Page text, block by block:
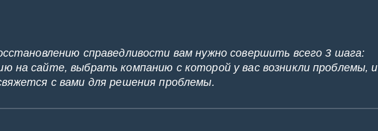
справедливости вам нужно совершить всего 3 шага:
на сайте, выбрать компанию с которой у вас возникли проблемы, и
с вами для решения проблемы.